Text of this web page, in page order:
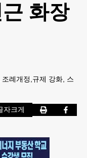
화장
례개정,규제 강화, 스
자크게